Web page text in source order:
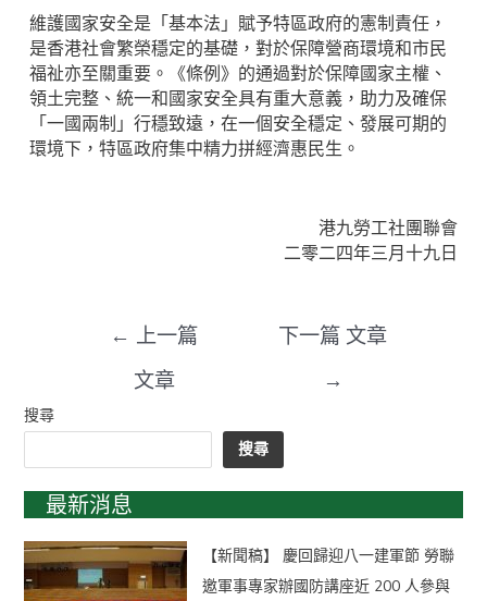
維護國家安全是「基本法」賦予特區政府的憲制責任，
是香港社會繁榮穩定的基礎，對於保障營商環境和市民
福祉亦至關重要。《條例》的通過對於保障國家主權、
領土完整、統一和國家安全具有重大意義，助力及確保
「一國兩制」行穩致遠，在一個安全穩定、發展可期的
環境下，特區政府集中精力拼經濟惠民生。
港九勞工社團聯會
二零二四年三月十九日
← 上一篇
文章
下一篇 文章
→
搜尋
搜尋
最新消息
【新聞稿】 慶回歸迎八一建軍節 勞聯
邀軍事專家辦國防講座近 200 人參與